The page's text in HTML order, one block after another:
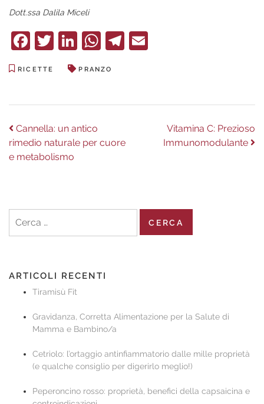
Dott.ssa Dalila Miceli
Facebook
Twitter
LinkedIn
WhatsApp
Telegram
RICETTE PRANZO
Navigazione
articoli
Previous
post:
Cannella: un antico
rimedio naturale per cuore
e metabolismo
Next
post:
Vitamina C: Prezioso
Immunomodulante
per:
ARTICOLI RECENTI
Tiramisù Fit
Gravidanza, Corretta Alimentazione per la Salute di
Mamma e Bambino/a
Cetriolo: l’ortaggio antinfiammatorio dalle mille proprietà
(e qualche consiglio per digerirlo meglio!)
Peperoncino rosso: proprietà, benefici della capsaicina e